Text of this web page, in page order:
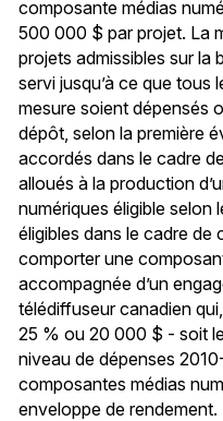
composante médias
500 000 $ par projet. La
projets admissibles sur la
servi jusqu’à ce que
mesure soient dépensés
dépôt, selon la première
accordés dans le cadre
alloués à la production
numériques éligible selon
éligibles dans le cadre de
comporter une
accompagnée d’un
télédiffuseur canadien
25 % ou 20 000 $ - soit
niveau de dépenses
composantes médias
enveloppe de rendement.